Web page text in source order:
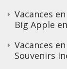
Vacances
Big Apple
Vacances
Souvenirs